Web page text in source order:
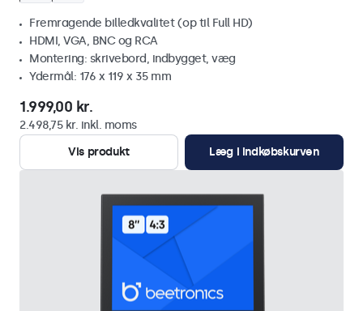
Fremragende billedkvalitet (op til Full HD)
HDMI, VGA, BNC og RCA
Montering: skrivebord, indbygget, væg
Ydermål: 176 x 119 x 35 mm
1.999,00 kr.
2.498,75 kr. inkl. moms
Vis produkt
Læg i indkøbskurven